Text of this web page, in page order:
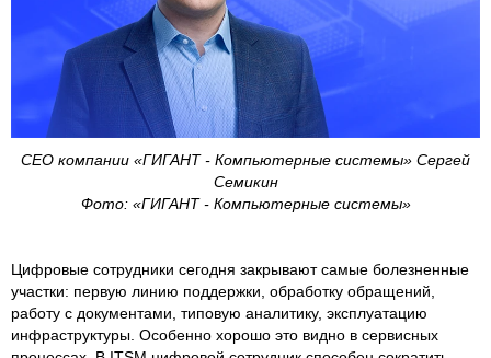
СЕО компании «ГИГАНТ - Компьютерные системы» Сергей
Семикин
Фото: «ГИГАНТ - Компьютерные системы»
Цифровые сотрудники сегодня закрывают самые болезненные
участки: первую линию поддержки, обработку обращений,
работу с документами, типовую аналитику, эксплуатацию
инфраструктуры. Особенно хорошо это видно в сервисных